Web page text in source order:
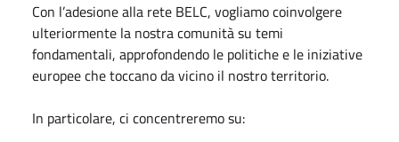
Con l’adesione alla rete BELC, vogliamo coinvolgere
ulteriormente la nostra comunità su temi
fondamentali, approfondendo le politiche e le iniziative
europee che toccano da vicino il nostro territorio.
In particolare, ci concentreremo su: